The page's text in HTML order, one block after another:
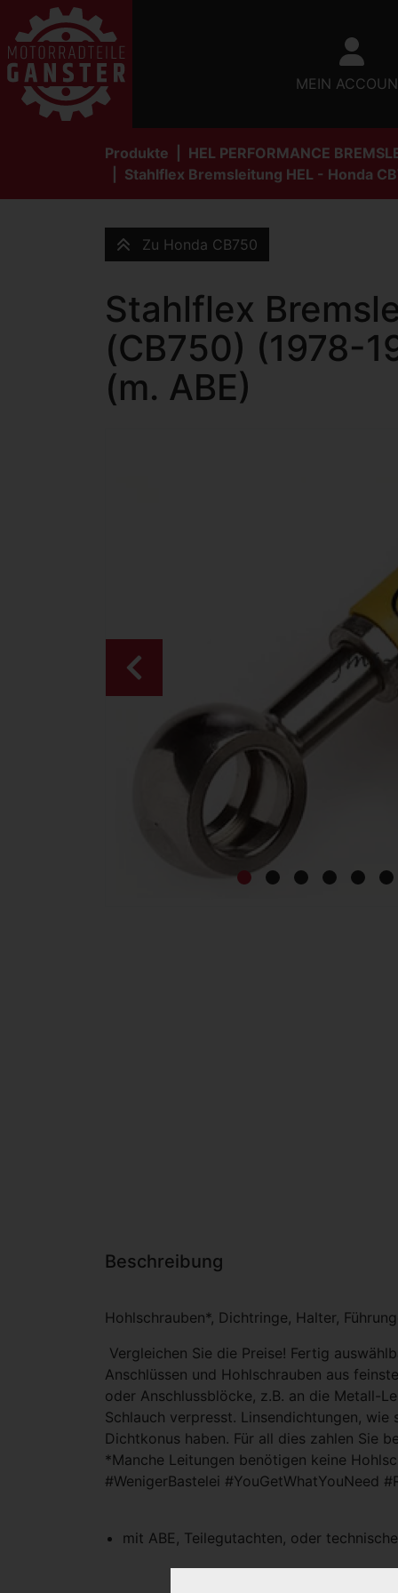
MEIN
Produkte
HEL PERFORMANCE
Stahlflex Bremsleitung HEL - Honda
Zu Honda CB750
Stahlflex
(CB750) (1978-
(m. ABE)
Beschreibung
Hohlschrauben*, Dichtringe, Halter,
Vergleichen Sie die Preise! Fertig
Anschlüssen und Hohlschrauben aus
oder Anschlussblöcke, z.B. an die Metall-
Schlauch verpresst. Linsendichtungen,
Dichtkonus haben. Für all dies zahlen Sie
*Manche Leitungen benötigen keine
#WenigerBastelei #YouGetWhatYouNeed
mit ABE, Teilegutachten, oder